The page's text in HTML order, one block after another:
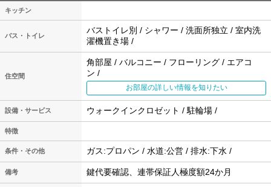
キッチン
バス・トイレ
バストイレ別 / シャワー / 洗面所独立 / 室内洗
濯機置き場 /
住空間
角部屋 / バルコニー / フローリング / エアコ
ン /
お部屋の詳しい情報を知りたい
設備・サービス ウォークインクロゼット / 駐輪場 /
特徴
条件・その他 ガス:プロパン / 水道:公営 / 排水:下水 /
備考 鍵代要確認、連帯保証人極度額24か月